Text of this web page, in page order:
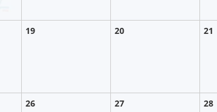
19 20 21
26 27 28